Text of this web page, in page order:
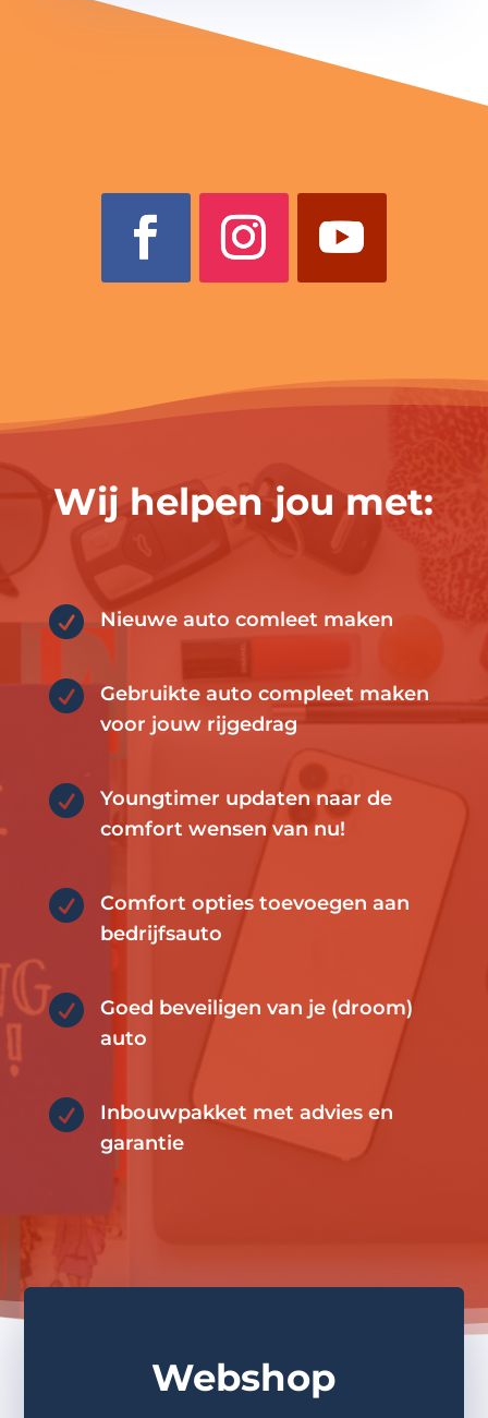
Wij helpen jou met:
 Nieuwe auto comleet maken

Gebruikte auto compleet maken
voor jouw rijgedrag

Youngtimer updaten naar de
comfort wensen van nu!

Comfort opties toevoegen aan
bedrijfsauto

Goed beveiligen van je (droom)
auto

Inbouwpakket met advies en
garantie
Webshop